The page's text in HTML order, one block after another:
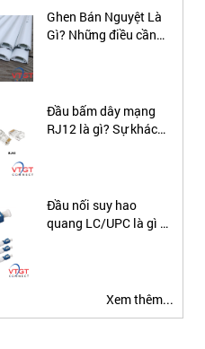
Ghen Bán Nguyệt Là
Gì? Những điều cần
Đầu bấm dây mạng
RJ12 là gì? Sự khác
Đầu nối suy hao
quang LC/UPC là gì ?
Xem thêm...